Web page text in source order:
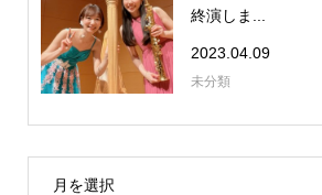
終演しま...
2023.04.09
未分類
月を選択